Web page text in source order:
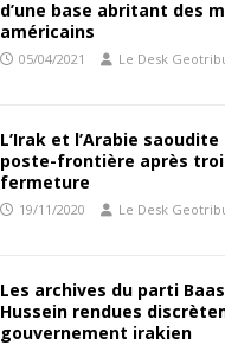
d’une base abritant des
américains
05/04/2021 Le Desk
L’Irak et l’Arabie
poste-frontière après
fermeture
19/11/2020 Le Desk
Les archives du parti
Hussein rendues
gouvernement irakien